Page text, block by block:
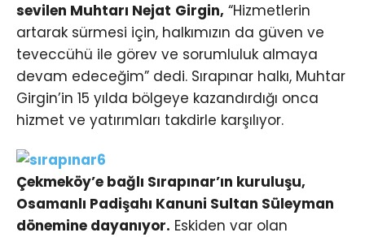
sevilen Muhtarı Nejat Girgin, “Hizmetlerin
artarak sürmesi için, halkımızın da güven ve
teveccühü ile görev ve sorumluluk almaya
devam edeceğim” dedi. Sırapınar halkı, Muhtar
Girgin’in 15 yılda bölgeye kazandırdığı onca
hizmet ve yatırımları takdirle karşılıyor.
Çekmeköy’e bağlı Sırapınar’ın kuruluşu,
Osamanlı Padişahı Kanuni Sultan Süleyman
dönemine dayanıyor. Eskiden var olan